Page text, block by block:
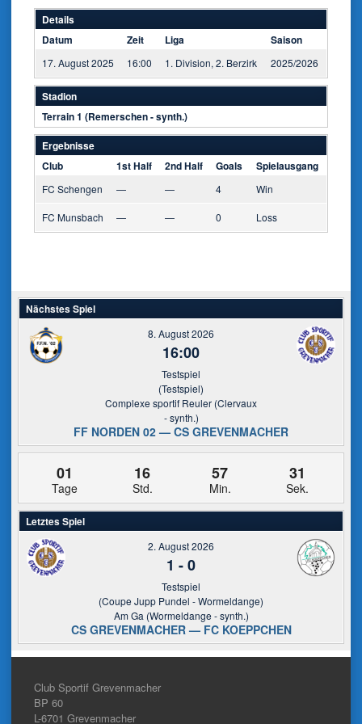
Details
Datum
Zeit Liga Saison
17. August 2025 16:00 1. Division, 2. Berzirk 2025/2026
Stadion
Terrain 1 (Remerschen - synth.)
Ergebnisse
Club
1st Half 2nd Half Goals Spielausgang
FC Schengen — — 4 Win
FC Munsbach — — 0 Loss
Nächstes Spiel
8. August 2026
16:00
Testspiel
(Testspiel)
Complexe sportif Reuler (Clervaux
- synth.)
FF NORDEN 02 — CS GREVENMACHER
01
Tage
16
Std.
57
Min.
31
Sek.
Letztes Spiel
2. August 2026
1 -0
Testspiel
(Coupe Jupp Pundel - Wormeldange)
Am Ga (Wormeldange - synth.)
CS GREVENMACHER — FC KOEPPCHEN
Club Sportif Grevenmacher
BP 60
L-6701 Grevenmacher